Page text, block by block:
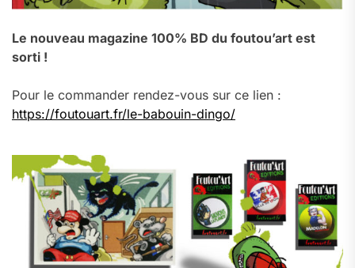
Le nouveau magazine 100% BD du foutou’art est
sorti !
Pour le commander rendez-vous sur ce lien :
https://foutouart.fr/le-babouin-dingo/